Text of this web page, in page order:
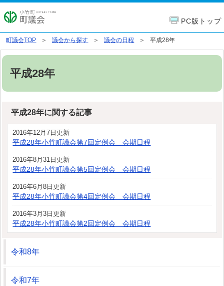
PC版トップ
町議会TOP 議会から探す 議会の日程 平成28年
平成28年
平成28年に関する記事
2016年12月7日更新
平成28年小竹町議会第7回定例会 会期日程
2016年8月31日更新
平成28年小竹町議会第5回定例会 会期日程
2016年6月8日更新
平成28年小竹町議会第4回定例会 会期日程
2016年3月3日更新
平成28年小竹町議会第2回定例会 会期日程
令和8年
令和7年